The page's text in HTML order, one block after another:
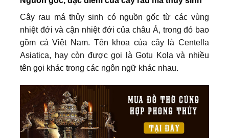
Cây rau má thủy sinh có nguồn gốc từ các vùng
nhiệt đới và cận nhiệt đới của châu Á, trong đó bao
gồm cả Việt Nam. Tên khoa của cây là Centella
Asiatica, hay còn được gọi là Gotu Kola và nhiều
tên gọi khác trong các ngôn ngữ khác nhau.